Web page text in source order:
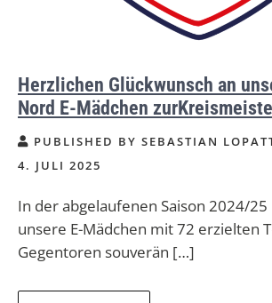
Herzlichen Glückwunsch an
Nord E-Mädchen
PUBLISHED BY SEBASTIAN
4. JULI 2025
In der abgelaufenen Saison 2024/
unsere E-Mädchen mit 72 erzielten
Gegentoren souverän […]